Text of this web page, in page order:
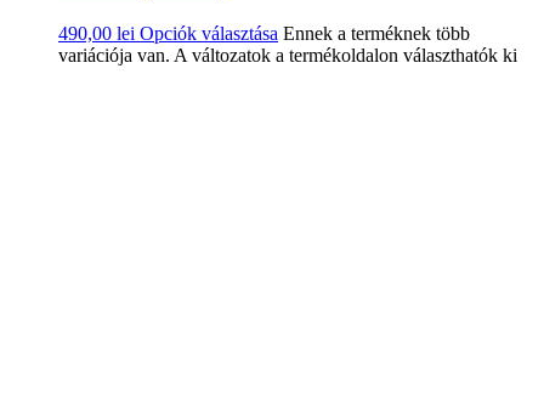
490,00 lei Opciók választása Ennek a terméknek több
variációja van. A változatok a termékoldalon választhatók ki